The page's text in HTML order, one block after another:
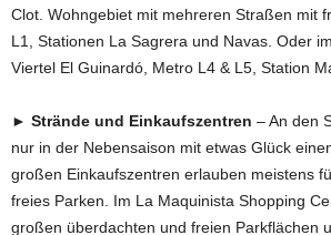
Clot. Wohngebiet mit mehreren Straßen mit
L1, Stationen La Sagrera und Navas. Oder
Viertel El Guinardó, Metro L4 & L5, Station
► Strände und Einkaufszentren – An den
nur in der Nebensaison mit etwas Glück
großen Einkaufszentren erlauben meistens
freies Parken. Im La Maquinista Shopping
großen überdachten und freien Parkflächen